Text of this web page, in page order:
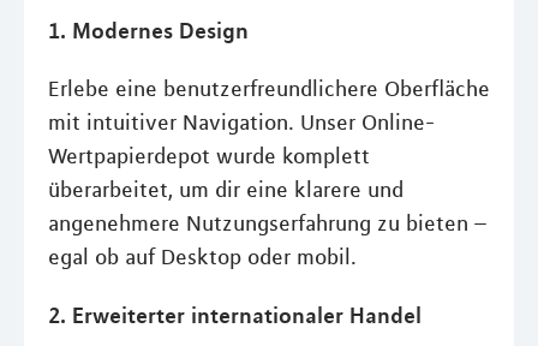
1. Modernes Design
Erlebe eine benutzerfreundlichere Oberfläche
mit intuitiver Navigation. Unser Online-
Wertpapierdepot wurde komplett
überarbeitet, um dir eine klarere und
angenehmere Nutzungserfahrung zu bieten –
egal ob auf Desktop oder mobil.
2. Erweiterter internationaler Handel